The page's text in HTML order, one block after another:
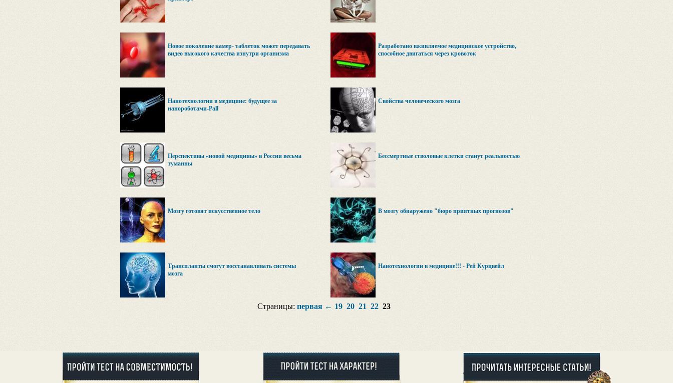
Новое поколение камер- таблеток может передавать
видео высокого качества изнутри организма
Разработано вживляемое медицинское устройство,
способное двигаться через кровоток
Нанотехнологии в медицине: будущее за
нанороботами-Pall
Свойства человеческого мозга
Перспективы «новой медицины» в России весьма
туманны
Бессмертные стволовые клетки станут реальностью
Мозгу готовят искусственное тело В мозгу обнаружено "бюро приятных прогнозов"
Транспланты смогут восстанавливать системы
мозга
Нанотехнологии в медицине!!! - Рей Курцвейл
Страницы: первая← 19 20 21 22 23